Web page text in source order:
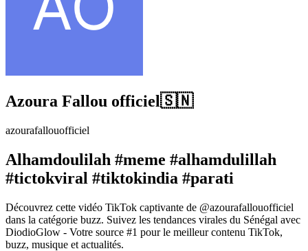
Azoura Fallou officiel🇸🇳
azourafallouofficiel
Alhamdoulilah #meme #alhamdulillah
#tictokviral #tiktokindia #parati
Découvrez cette vidéo TikTok captivante de @azourafallouofficiel
dans la catégorie buzz. Suivez les tendances virales du Sénégal avec
DiodioGlow - Votre source #1 pour le meilleur contenu TikTok,
buzz, musique et actualités.